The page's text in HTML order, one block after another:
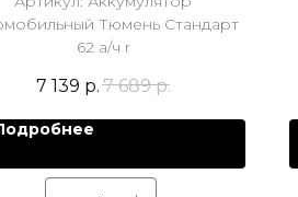
Тюмень Стандарт
62 а/ч r
7 139 р.7 689 р.